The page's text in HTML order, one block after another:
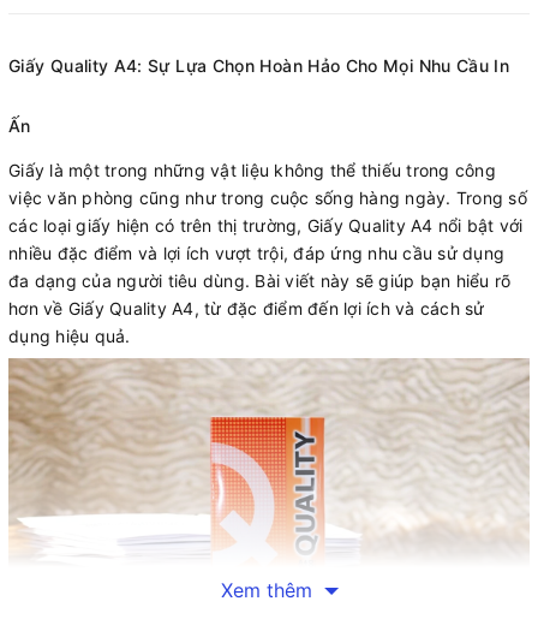
Giấy Quality A4: Sự Lựa Chọn Hoàn Hảo Cho Mọi Nhu Cầu In
Ấn
Giấy là một trong những vật liệu không thể thiếu trong công
việc văn phòng cũng như trong cuộc sống hàng ngày. Trong số
các loại giấy hiện có trên thị trường, Giấy Quality A4 nổi bật với
nhiều đặc điểm và lợi ích vượt trội, đáp ứng nhu cầu sử dụng
đa dạng của người tiêu dùng. Bài viết này sẽ giúp bạn hiểu rõ
hơn về Giấy Quality A4, từ đặc điểm đến lợi ích và cách sử
dụng hiệu quả.
Xem thêm